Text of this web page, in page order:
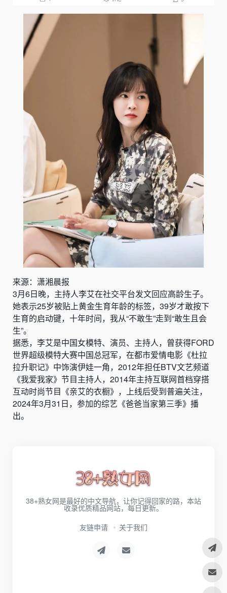
来源：潇湘晨报
3月6日晚，主持人李艾在社交平台发文回应高龄生子。
她表示25岁被贴上黄金生育年龄的标签，39岁才敢按下
生育的启动键，十年时间，我从“不敢生”走到“敢生且会
生”。
据悉，李艾是中国女模特、演员、主持人，曾获得FORD
世界超级模特大赛中国总冠军，在都市爱情电影《杜拉
拉升职记》中饰演伊娃一角，2012年担任BTV文艺频道
《我爱我家》节目主持人，2014年主持互联网首档穿搭
互动时尚节目《亲艾的衣橱》，上线后受到普遍关注，
2024年3月31日，参加的综艺《爸爸当家第三季》播
出。
38+熟女网是最好的中文导航，让你记得回家的路，本站
收录优质精品网站，每日更新。
友链申请
关于我们